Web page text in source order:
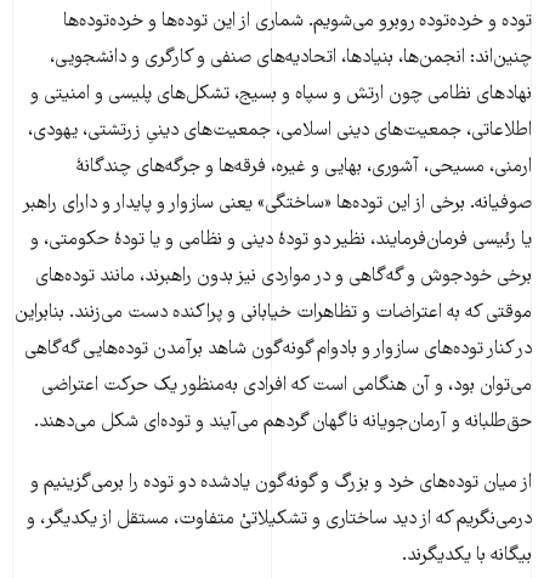
توده و خرده‌توده روبرو می‌شویم. شماری از این توده‌ها و خرده‌توده‌ها
چنین‌اند: انجمن‌ها، بنیادها، اتحادیه‌های صنفی و کارگری و دانشجویی،
نهادهای نظامی چون ارتش و سپاه و بسیج، تشکل‌های پلیسی و امنیتی و
اطلاعاتی، جمعیت‌های دینی اسلامی، جمعیت‌های دینیِ زرتشتی، یهودی،
ارمنی، مسیحی، آشوری، بهایی و غیره، فرقه‌ها و جرگه‌های چندگانۀ
صوفیانه. برخی از این توده‌ها «ساختگی» یعنی سازوار و پایدار و دارای راهبر
یا رئیسی فرمان‌فرمایند، نظیر دو تودۀ دینی و نظامی و یا تودۀ حکومتی، و
برخی خودجوش و گه‌گاهی و در مواردی نیز بدون راهبرند، مانند توده‌های
موقتی که به اعتراضات و تظاهرات خیابانی و پراکنده دست می‌زنند. بنابراین
در کنار توده‌های سازوار و بادوام گونه‌گون شاهد برآمدن توده‌هایی گه‌گاهی
می‌توان بود، و آن هنگامی است که افرادی به‌منظور یک حرکت اعتراضی
حق‌طلبانه و آرمان‌جویانه ناگهان گردهم می‌آیند و توده‌ای شکل می‌دهند.
از میان توده‌های خرد و بزرگ و گونه‌گون یادشده دو توده را برمی‌گزینیم و
درمی‌نگریم که از دید ساختاری و تشکیلاتیْ متفاوت، مستقل از یکدیگر، و
بیگانه با یکدیگرند.